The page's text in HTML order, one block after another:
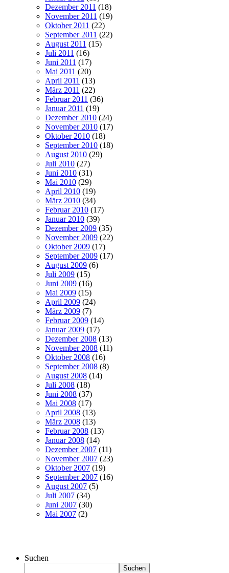
Dezember 2011 (18)
November 2011 (19)
Oktober 2011 (22)
September 2011 (22)
August 2011 (15)
Juli 2011 (16)
Juni 2011 (17)
Mai 2011 (20)
April 2011 (13)
März 2011 (22)
Februar 2011 (36)
Januar 2011 (19)
Dezember 2010 (24)
November 2010 (17)
Oktober 2010 (18)
September 2010 (18)
August 2010 (29)
Juli 2010 (27)
Juni 2010 (31)
Mai 2010 (29)
April 2010 (19)
März 2010 (34)
Februar 2010 (17)
Januar 2010 (39)
Dezember 2009 (35)
November 2009 (22)
Oktober 2009 (17)
September 2009 (17)
August 2009 (6)
Juli 2009 (15)
Juni 2009 (16)
Mai 2009 (15)
April 2009 (24)
März 2009 (7)
Februar 2009 (14)
Januar 2009 (17)
Dezember 2008 (13)
November 2008 (11)
Oktober 2008 (16)
September 2008 (8)
August 2008 (14)
Juli 2008 (18)
Juni 2008 (37)
Mai 2008 (17)
April 2008 (13)
März 2008 (13)
Februar 2008 (13)
Januar 2008 (14)
Dezember 2007 (11)
November 2007 (23)
Oktober 2007 (19)
September 2007 (16)
August 2007 (5)
Juli 2007 (34)
Juni 2007 (30)
Mai 2007 (2)
Suchen
Suchen